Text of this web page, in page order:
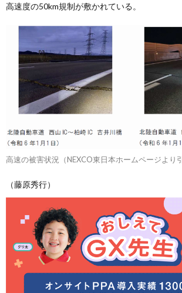
高速度の50km規制が敷かれている。
高速の被害状況（NEXCO東日本ホームページより引
（藤原秀行）